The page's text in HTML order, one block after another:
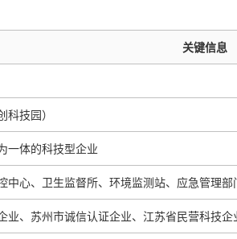
关键信息
技园）
一体的科技型企业
中心、卫生监督所、环境监测站、应急管理
业、苏州市诚信认证企业、江苏省民营科技企